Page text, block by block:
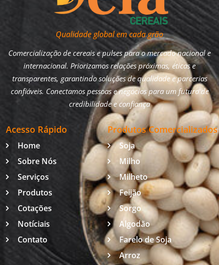
Qualidade global em cada grão
Comercialização de cereais e pulses para o mercado nacional e
internacional. Priorizamos relações próximas, éticas e
transparentes, garantindo soluções de qualidade e parcerias
confiáveis. Conectamos pessoas e negócios para um futuro de
credibilidade e confiança
Acesso Rápido
Home
Sobre Nós
Serviços
Produtos
Cotações
Notíciais
Contato
Produtos Comercializados
Soja
Milho
Milheto
Feijão
Sorgo
Algodão
Farelo de Soja
Arroz